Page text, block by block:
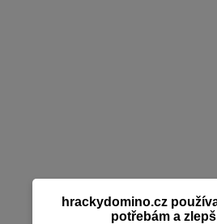
hrackydomino.cz
potřebám a